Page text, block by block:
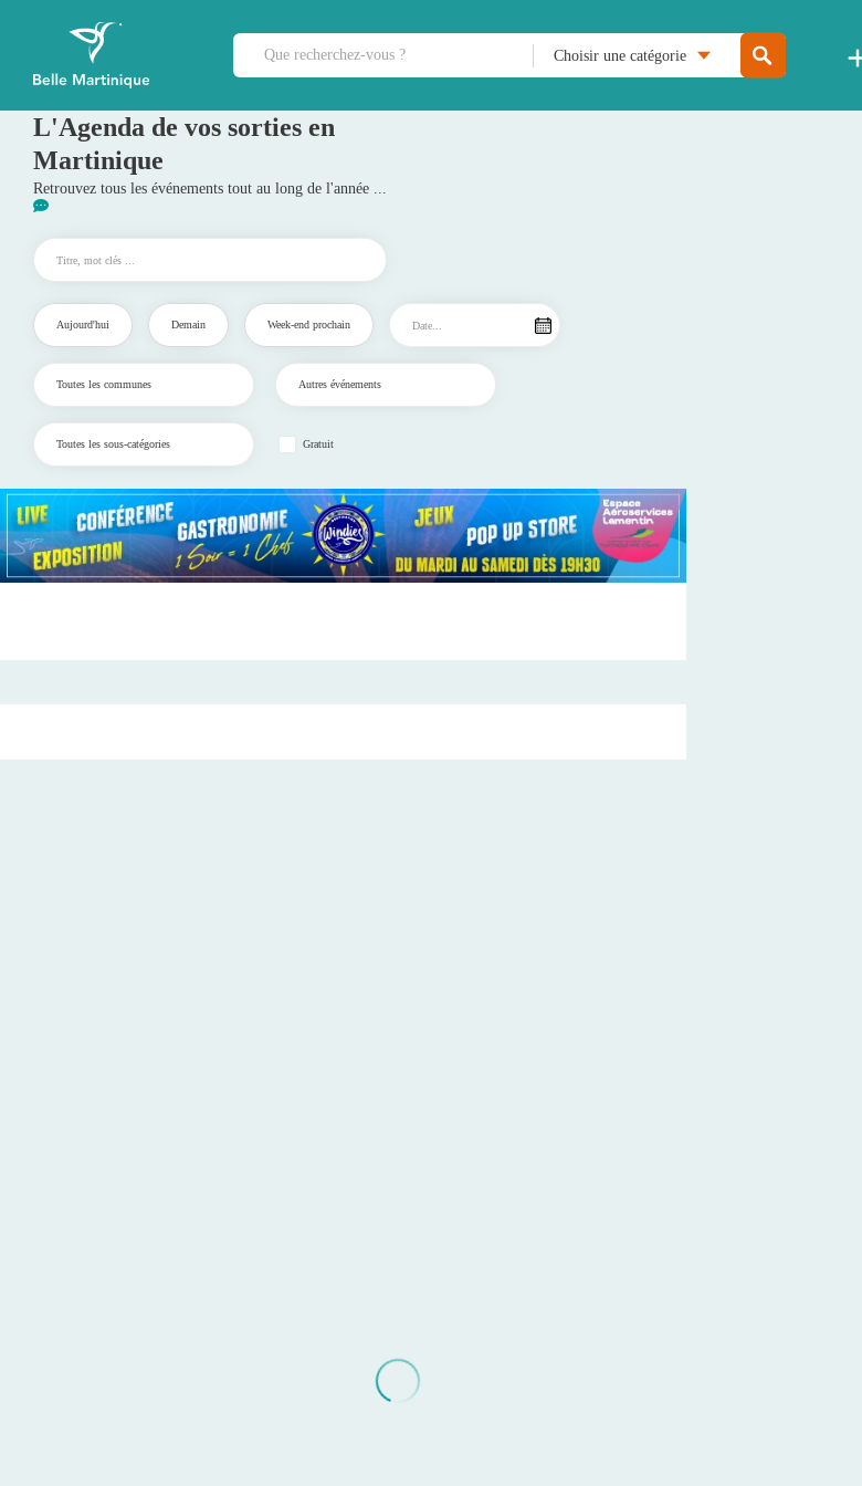
Choisir une catégorie
L'Agenda de vos sorties en
Martinique
Retrouvez tous les événements tout au long de l'année ...
Aujourd'hui Demain Week-end prochain
Gratuit